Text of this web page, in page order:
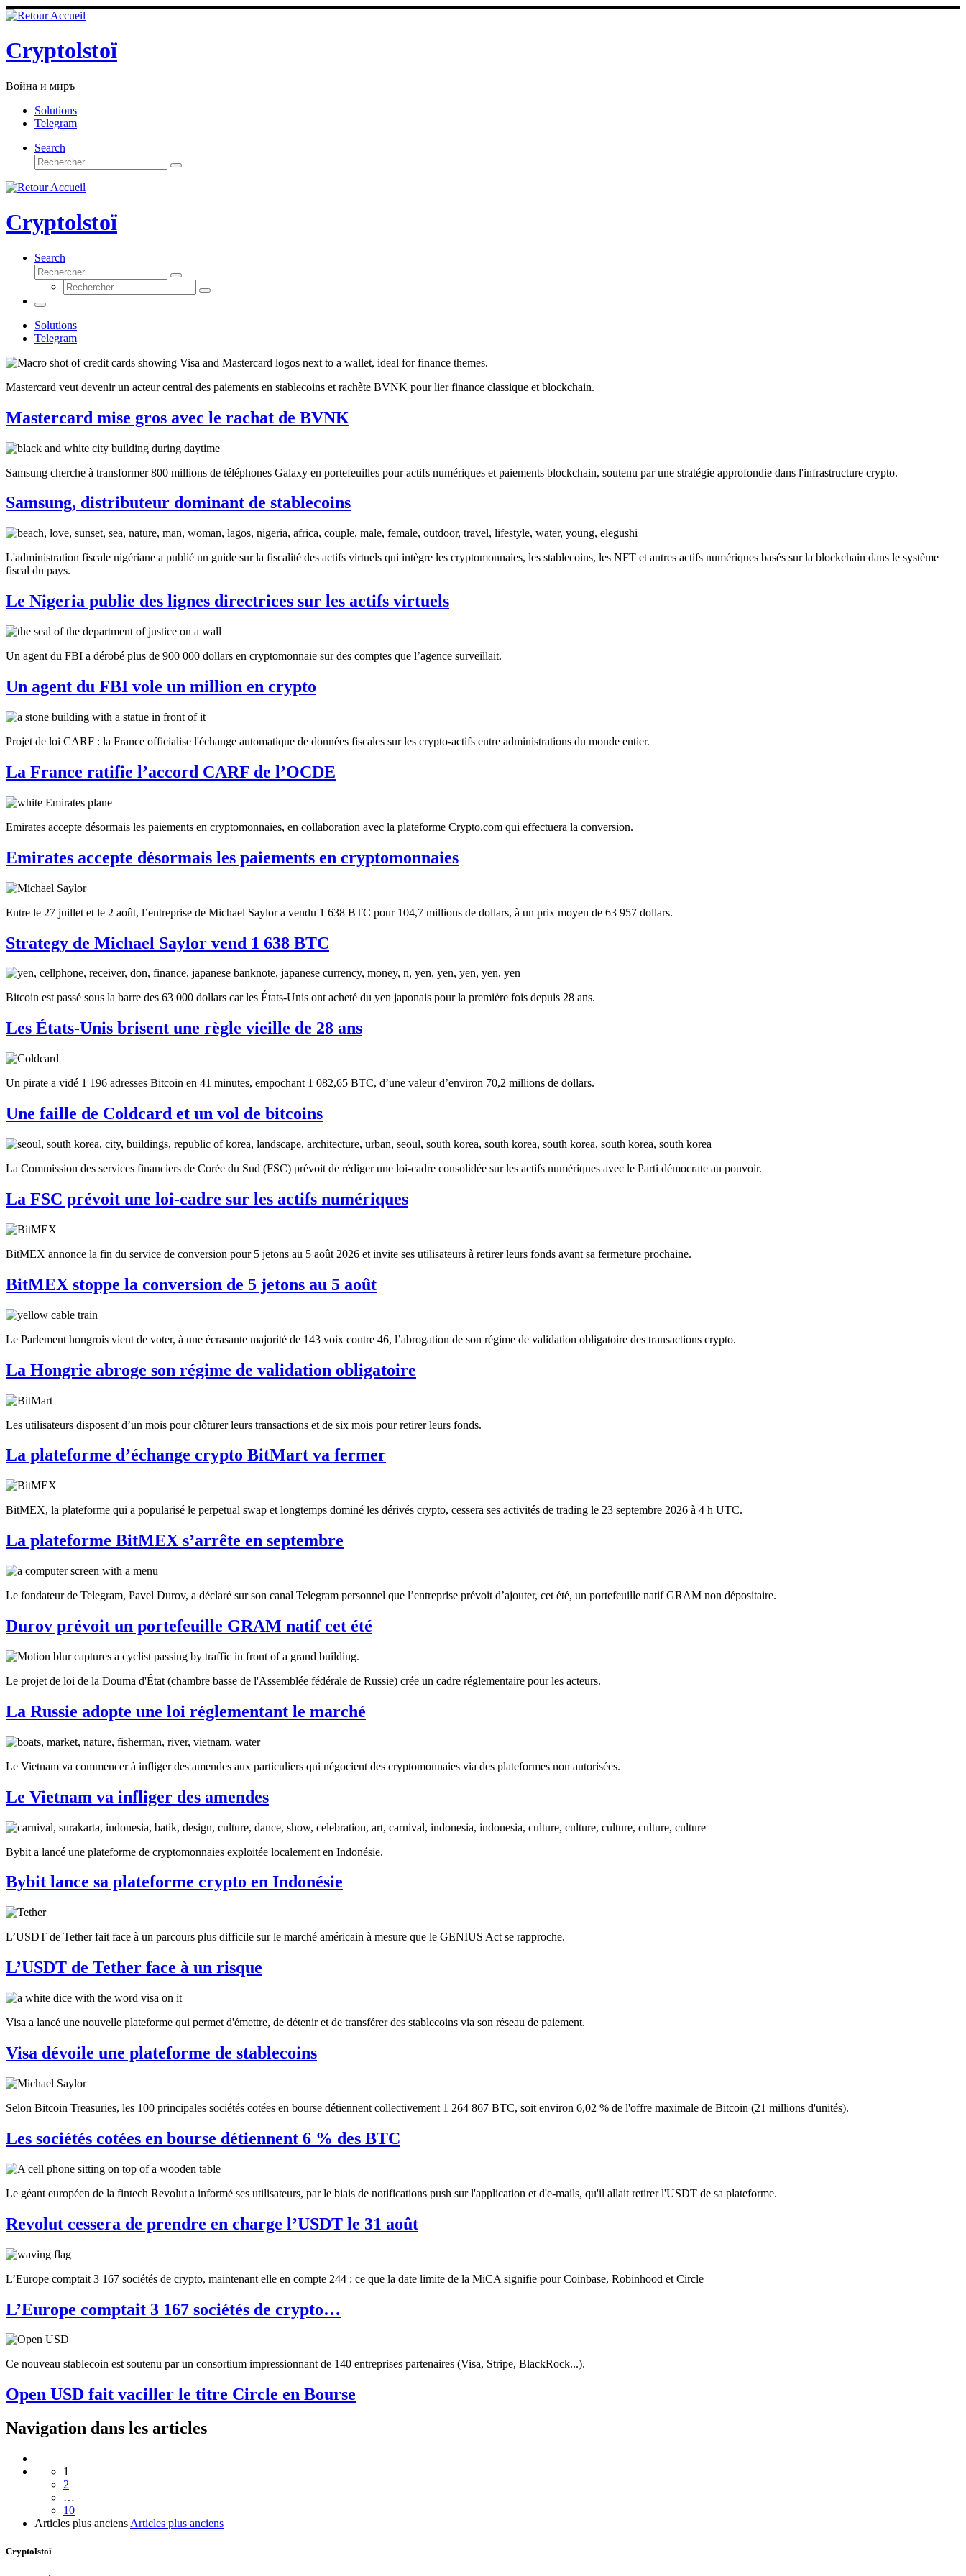
Passer
au
Cryptolstoï
Война и миръ
Solutions
Telegram
Search
Rechercher
Rechercher
Cryptolstoï
Search
Rechercher
Rechercher
Rechercher
Rechercher
Menu
Solutions
Telegram
Mastercard veut devenir un acteur central des paiements en stablecoins et rachète BVNK pour lier finance classique et blockchain.
Mastercard mise gros avec le rachat de BVNK
Samsung cherche à transformer 800 millions de téléphones Galaxy en portefeuilles pour actifs numériques et paiements blockchain, soutenu par une stratégie approfondie dans l'infrastructure crypto.
Samsung, distributeur dominant de stablecoins
L'administration fiscale nigériane a publié un guide sur la fiscalité des actifs virtuels qui intègre les cryptomonnaies, les stablecoins, les NFT et autres actifs numériques basés sur la blockchain dans le système
fiscal du pays.
Le Nigeria publie des lignes directrices sur les actifs virtuels
Un agent du FBI a dérobé plus de 900 000 dollars en cryptomonnaie sur des comptes que l’agence surveillait.
Un agent du FBI vole un million en crypto
Projet de loi CARF : la France officialise l'échange automatique de données fiscales sur les crypto-actifs entre administrations du monde entier.
La France ratifie l’accord CARF de l’OCDE
Emirates accepte désormais les paiements en cryptomonnaies, en collaboration avec la plateforme Crypto.com qui effectuera la conversion.
Emirates accepte désormais les paiements en cryptomonnaies
Entre le 27 juillet et le 2 août, l’entreprise de Michael Saylor a vendu 1 638 BTC pour 104,7 millions de dollars, à un prix moyen de 63 957 dollars.
Strategy de Michael Saylor vend 1 638 BTC
Bitcoin est passé sous la barre des 63 000 dollars car les États-Unis ont acheté du yen japonais pour la première fois depuis 28 ans.
Les États-Unis brisent une règle vieille de 28 ans
Un pirate a vidé 1 196 adresses Bitcoin en 41 minutes, empochant 1 082,65 BTC, d’une valeur d’environ 70,2 millions de dollars.
Une faille de Coldcard et un vol de bitcoins
La Commission des services financiers de Corée du Sud (FSC) prévoit de rédiger une loi-cadre consolidée sur les actifs numériques avec le Parti démocrate au pouvoir.
La FSC prévoit une loi-cadre sur les actifs numériques
BitMEX annonce la fin du service de conversion pour 5 jetons au 5 août 2026 et invite ses utilisateurs à retirer leurs fonds avant sa fermeture prochaine.
BitMEX stoppe la conversion de 5 jetons au 5 août
Le Parlement hongrois vient de voter, à une écrasante majorité de 143 voix contre 46, l’abrogation de son régime de validation obligatoire des transactions crypto.
La Hongrie abroge son régime de validation obligatoire
Les utilisateurs disposent d’un mois pour clôturer leurs transactions et de six mois pour retirer leurs fonds.
La plateforme d’échange crypto BitMart va fermer
BitMEX, la plateforme qui a popularisé le perpetual swap et longtemps dominé les dérivés crypto, cessera ses activités de trading le 23 septembre 2026 à 4 h UTC.
La plateforme BitMEX s’arrête en septembre
Le fondateur de Telegram, Pavel Durov, a déclaré sur son canal Telegram personnel que l’entreprise prévoit d’ajouter, cet été, un portefeuille natif GRAM non dépositaire.
Durov prévoit un portefeuille GRAM natif cet été
Le projet de loi de la Douma d'État (chambre basse de l'Assemblée fédérale de Russie) crée un cadre réglementaire pour les acteurs.
La Russie adopte une loi réglementant le marché
Le Vietnam va commencer à infliger des amendes aux particuliers qui négocient des cryptomonnaies via des plateformes non autorisées.
Le Vietnam va infliger des amendes
Bybit a lancé une plateforme de cryptomonnaies exploitée localement en Indonésie.
Bybit lance sa plateforme crypto en Indonésie
L’USDT de Tether fait face à un parcours plus difficile sur le marché américain à mesure que le GENIUS Act se rapproche.
L’USDT de Tether face à un risque
Visa a lancé une nouvelle plateforme qui permet d'émettre, de détenir et de transférer des stablecoins via son réseau de paiement.
Visa dévoile une plateforme de stablecoins
Selon Bitcoin Treasuries, les 100 principales sociétés cotées en bourse détiennent collectivement 1 264 867 BTC, soit environ 6,02 % de l'offre maximale de Bitcoin (21 millions d'unités).
Les sociétés cotées en bourse détiennent 6 % des BTC
Le géant européen de la fintech Revolut a informé ses utilisateurs, par le biais de notifications push sur l'application et d'e-mails, qu'il allait retirer l'USDT de sa plateforme.
Revolut cessera de prendre en charge l’USDT le 31 août
L’Europe comptait 3 167 sociétés de crypto, maintenant elle en compte 244 : ce que la date limite de la MiCA signifie pour Coinbase, Robinhood et Circle
L’Europe comptait 3 167 sociétés de crypto…
Ce nouveau stablecoin est soutenu par un consortium impressionnant de 140 entreprises partenaires (Visa, Stripe, BlackRock...).
Open USD fait vaciller le titre Circle en Bourse
Navigation dans les articles
1
2
…
10
Articles plus anciens Articles plus anciens
Cryptolstoï